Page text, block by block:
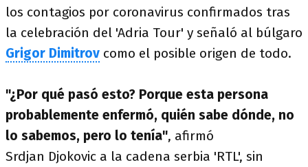
los contagios por coronavirus confirmados tras
la celebración del 'Adria Tour' y señaló al búlgaro
Grigor Dimitrov como el posible origen de todo.
"¿Por qué pasó esto? Porque esta persona
probablemente enfermó, quién sabe dónde, no
lo sabemos, pero lo tenía", afirmó
Srdjan Djokovic a la cadena serbia 'RTL', sin